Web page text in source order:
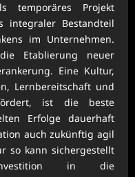
temporäres Projekt
integraler Bestandteil
im Unternehmen.
Etablierung neuer
Eine Kultur,
Lernbereitschaft und
ist die beste
Erfolge dauerhaft
auch zukünftig agil
so kann sichergestellt
in die